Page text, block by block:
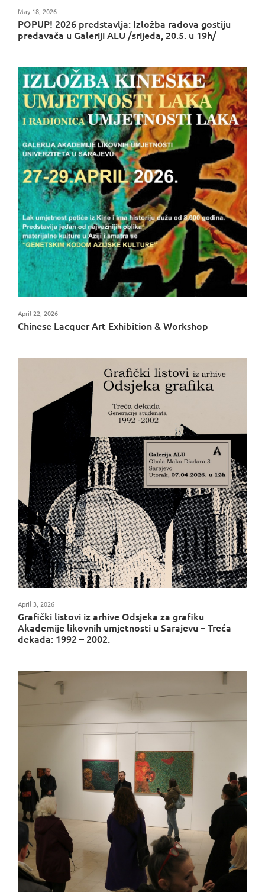
POPUP! 2026 predstavlja: Izložba radova gostiju
predavača u Galeriji ALU /srijeda, 20.5. u 19h/
May 18, 2026
Chinese Lacquer Art Exhibition & Workshop
April 22, 2026
Grafički listovi iz arhive Odsjeka za grafiku
Akademije likovnih umjetnosti u Sarajevu – Treća
dekada: 1992 – 2002.
April 3, 2026